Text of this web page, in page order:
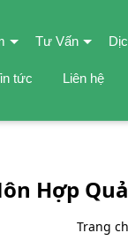
Tư Vấn
tức Liên hệ
Hợp
Trang